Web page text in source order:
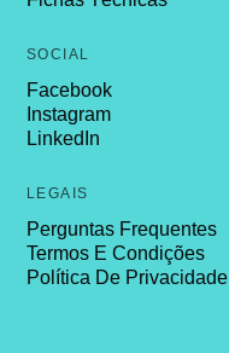
SOCIAL
Facebook
Instagram
LinkedIn
LEGAIS
Perguntas Frequentes
Termos E Condições
Política De Privacidade